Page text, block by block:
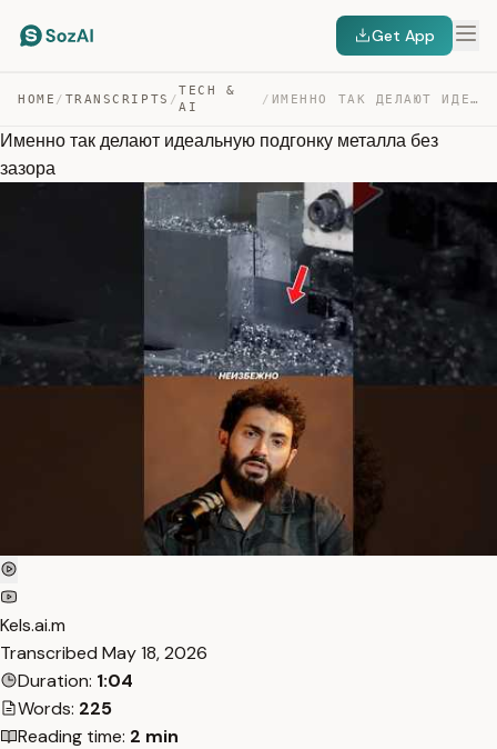
Get App
HOME / TRANSCRIPTS /
TECH &
AI
/ ИМЕННО ТАК ДЕЛАЮТ ИДЕАЛЬНУЮ ПОДГОНКУ МЕТАЛЛА БЕЗ ЗАЗОРА — TRANSCRIPT
Именно так делают идеальную подгонку металла без
зазора
Kels.ai.m
Transcribed May 18, 2026
Duration: 1:04
Words: 225
Reading time: 2 min